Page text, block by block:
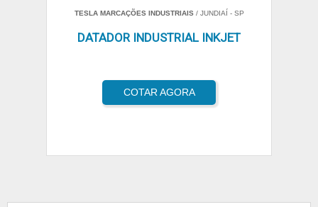
TESLA MARCAÇÕES INDUSTRIAIS/ JUNDIAÍ - SP
DATADOR INDUSTRIAL INKJET
COTAR AGORA